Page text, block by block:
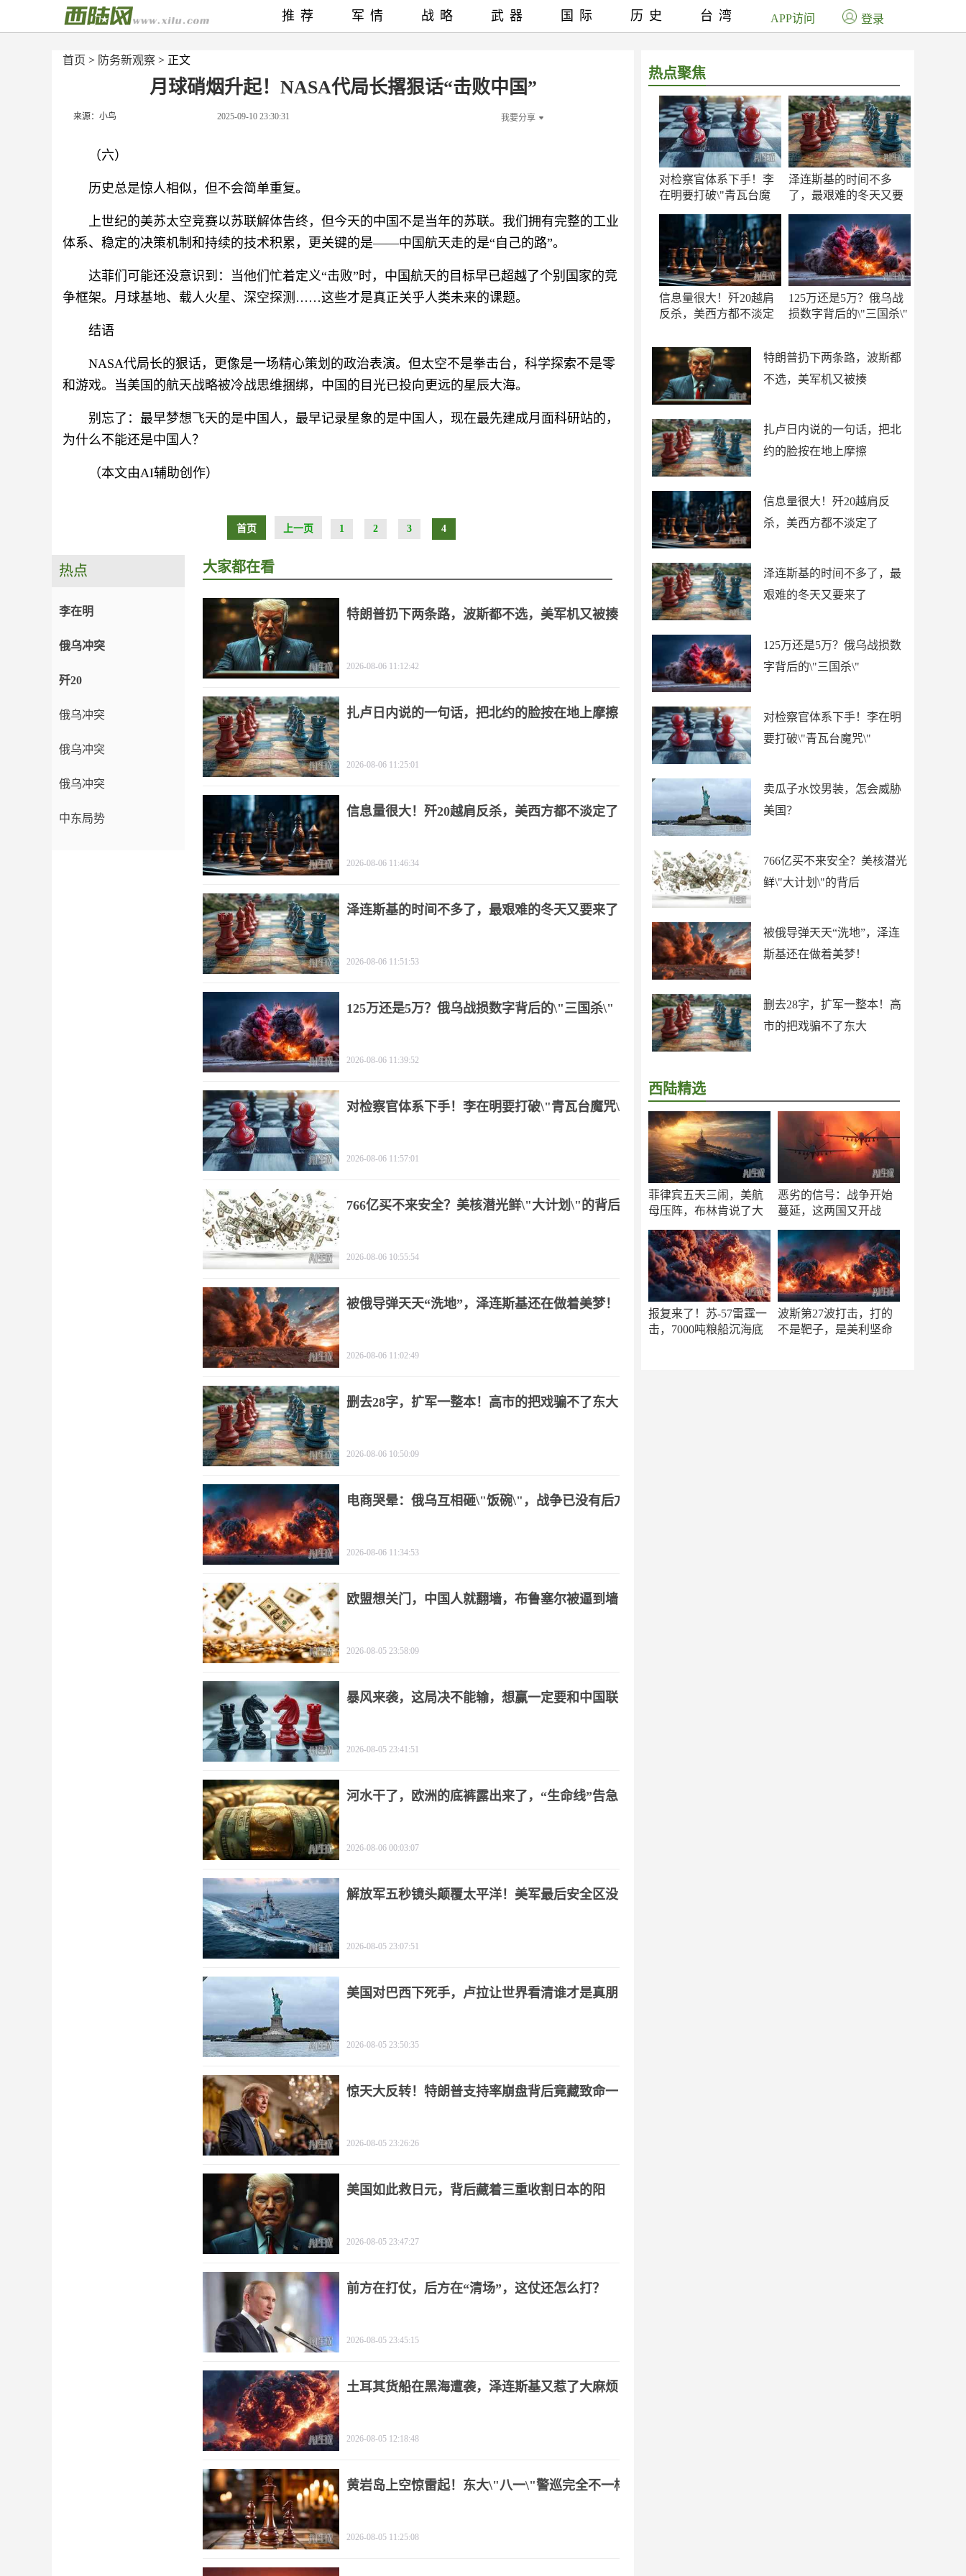
首页 > 防务新观察 > 正文
月球硝烟升起！NASA代局长撂狠话“击败中国”
来源：小鸟 2025-09-10 23:30:31 我要分享
（六）
历史总是惊人相似，但不会简单重复。
上世纪的美苏太空竞赛以苏联解体告终，但今天的中国不是当年的苏联。我们拥有完整的工业
体系、稳定的决策机制和持续的技术积累，更关键的是——中国航天走的是“自己的路”。
达菲们可能还没意识到：当他们忙着定义“击败”时，中国航天的目标早已超越了个别国家的竞
争框架。月球基地、载人火星、深空探测……这些才是真正关乎人类未来的课题。
结语
NASA代局长的狠话，更像是一场精心策划的政治表演。但太空不是拳击台，科学探索不是零
和游戏。当美国的航天战略被冷战思维捆绑，中国的目光已投向更远的星辰大海。
别忘了：最早梦想飞天的是中国人，最早记录星象的是中国人，现在最先建成月面科研站的，
为什么不能还是中国人？
（本文由AI辅助创作）
首页 上一页 1 2 3 4
热点聚焦
对检察官体系下手！李
在明要打破\"青瓦台魔
泽连斯基的时间不多
了，最艰难的冬天又要
信息量很大！歼20越肩
反杀，美西方都不淡定
125万还是5万？俄乌战
损数字背后的\"三国杀\"
特朗普扔下两条路，波斯都
不选，美军机又被揍
扎卢日内说的一句话，把北
约的脸按在地上摩擦
信息量很大！歼20越肩反
杀，美西方都不淡定了
泽连斯基的时间不多了，最
艰难的冬天又要来了
125万还是5万？俄乌战损数
字背后的\"三国杀\"
对检察官体系下手！李在明
要打破\"青瓦台魔咒\"
卖瓜子水饺男装，怎会威胁
美国？
766亿买不来安全？美核潜光
鲜\"大计划\"的背后
被俄导弹天天“洗地”，泽连
斯基还在做着美梦！
删去28字，扩军一整本！高
市的把戏骗不了东大
西陆精选
菲律宾五天三闹，美航
母压阵，布林肯说了大
恶劣的信号：战争开始
蔓延，这两国又开战
报复来了！苏-57雷霆一
击，7000吨粮船沉海底
波斯第27波打击，打的
不是靶子，是美利坚命
推荐 军情 战略 武器 国际 历史 台湾 APP访问 登录
热点
李在明
俄乌冲突
歼20
俄乌冲突
俄乌冲突
俄乌冲突
中东局势
大家都在看
特朗普扔下两条路，波斯都不选，美军机又被揍
2026-08-06 11:12:42
扎卢日内说的一句话，把北约的脸按在地上摩擦
2026-08-06 11:25:01
信息量很大！歼20越肩反杀，美西方都不淡定了
2026-08-06 11:46:34
泽连斯基的时间不多了，最艰难的冬天又要来了
2026-08-06 11:51:53
125万还是5万？俄乌战损数字背后的\"三国杀\"
2026-08-06 11:39:52
对检察官体系下手！李在明要打破\"青瓦台魔咒\"
2026-08-06 11:57:01
766亿买不来安全？美核潜光鲜\"大计划\"的背后
2026-08-06 10:55:54
被俄导弹天天“洗地”，泽连斯基还在做着美梦！
2026-08-06 11:02:49
删去28字，扩军一整本！高市的把戏骗不了东大
2026-08-06 10:50:09
电商哭晕：俄乌互相砸\"饭碗\"，战争已没有后方
2026-08-06 11:34:53
欧盟想关门，中国人就翻墙，布鲁塞尔被逼到墙
2026-08-05 23:58:09
暴风来袭，这局决不能输，想赢一定要和中国联
2026-08-05 23:41:51
河水干了，欧洲的底裤露出来了，“生命线”告急
2026-08-06 00:03:07
解放军五秒镜头颠覆太平洋！美军最后安全区没
2026-08-05 23:07:51
美国对巴西下死手，卢拉让世界看清谁才是真朋
2026-08-05 23:50:35
惊天大反转！特朗普支持率崩盘背后竟藏致命一
2026-08-05 23:26:26
美国如此救日元，背后藏着三重收割日本的阳
2026-08-05 23:47:27
前方在打仗，后方在“清场”，这仗还怎么打？
2026-08-05 23:45:15
土耳其货船在黑海遭袭，泽连斯基又惹了大麻烦
2026-08-05 12:18:48
黄岩岛上空惊雷起！东大\"八一\"警巡完全不一样
2026-08-05 11:25:08